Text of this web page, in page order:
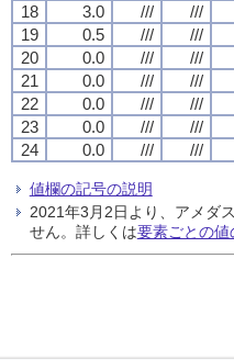
18
3.0 /// ///
19
0.5 /// ///
20
0.0 /// ///
21
0.0 /// ///
22
0.0 /// ///
23
0.0 /// ///
24
0.0 /// ///
値欄の記号の説明
2021年3月2日より、アメダ
せん。詳しくは要素ごとの値